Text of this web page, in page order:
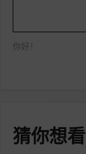
你好！
猜你想看